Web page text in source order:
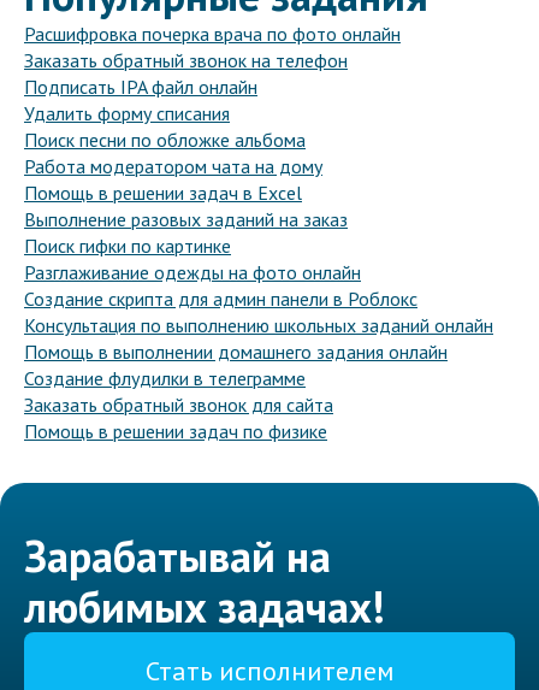
Расшифровка почерка врача по фото онлайн
Заказать обратный звонок на телефон
Подписать IPA файл онлайн
Удалить форму списания
Поиск песни по обложке альбома
Работа модератором чата на дому
Помощь в решении задач в Excel
Выполнение разовых заданий на заказ
Поиск гифки по картинке
Разглаживание одежды на фото онлайн
Создание скрипта для админ панели в Роблокс
Консультация по выполнению школьных заданий онлайн
Помощь в выполнении домашнего задания онлайн
Создание флудилки в телеграмме
Заказать обратный звонок для сайта
Помощь в решении задач по физике
Зарабатывай на
любимых задачах!
Стать исполнителем